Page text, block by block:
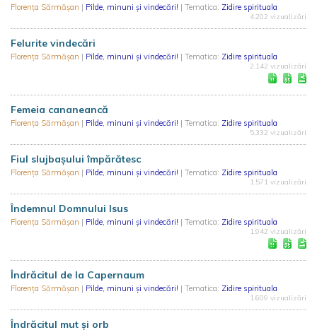
Florența Sărmășan | Pilde, minuni și vindecări! | Tematica: Zidire spirituala
4.202 vizualizări
Felurite vindecări
Florența Sărmășan | Pilde, minuni și vindecări! | Tematica: Zidire spirituala
2.142 vizualizări
Femeia cananeancă
Florența Sărmășan | Pilde, minuni și vindecări! | Tematica: Zidire spirituala
5.332 vizualizări
Fiul slujbaşului împărătesc
Florența Sărmășan | Pilde, minuni și vindecări! | Tematica: Zidire spirituala
1.571 vizualizări
Îndemnul Domnului Isus
Florența Sărmășan | Pilde, minuni și vindecări! | Tematica: Zidire spirituala
1.942 vizualizări
Îndrăcitul de la Capernaum
Florența Sărmășan | Pilde, minuni și vindecări! | Tematica: Zidire spirituala
1.609 vizualizări
Îndrăcitul mut şi orb